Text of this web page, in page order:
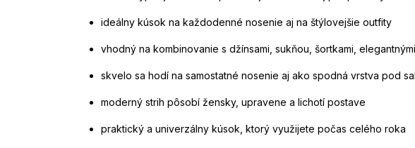
ideálny kúsok na každodenné nosenie aj na štýlovejšie outfity
vhodný na kombinovanie s džínsami, sukňou, šortkami,
skvelo sa hodí na samostatné nosenie aj ako spodná vrstva pod
moderný strih pôsobí žensky, upravene a lichotí postave
praktický a univerzálny kúsok, ktorý využijete počas celého roka